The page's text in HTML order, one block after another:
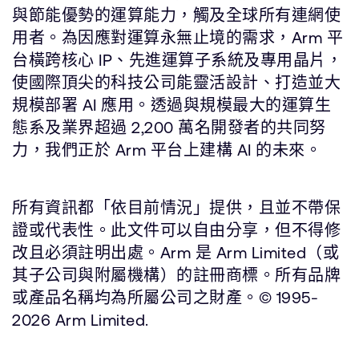
與節能優勢的運算能力，觸及全球所有連網使
用者。為因應對運算永無止境的需求，Arm 平
台橫跨核心 IP、先進運算子系統及專用晶片，
使國際頂尖的科技公司能靈活設計、打造並大
規模部署 AI 應用。透過與規模最大的運算生
態系及業界超過 2,200 萬名開發者的共同努
力，我們正於 Arm 平台上建構 AI 的未來。
所有資訊都「依目前情況」提供，且並不帶保
證或代表性。此文件可以自由分享，但不得修
改且必須註明出處。Arm 是 Arm Limited（或
其子公司與附屬機構）的註冊商標。所有品牌
或產品名稱均為所屬公司之財產。© 1995-
2026 Arm Limited.